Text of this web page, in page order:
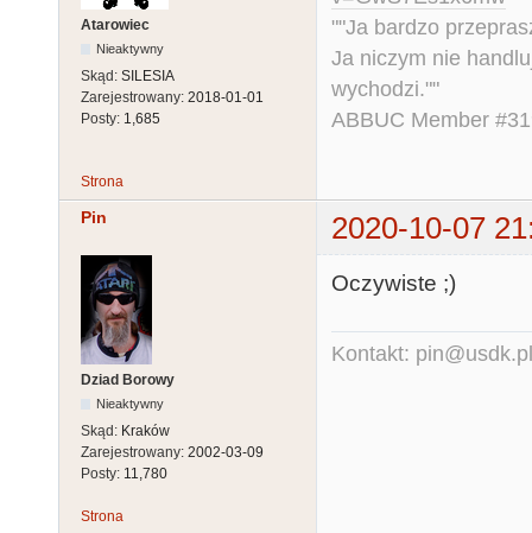
Atarowiec
Nieaktywny
Skąd: SILESIA
Zarejestrowany: 2018-01-01
Posty: 1,685
""Ja bardzo
Ja niczym nie
wychodzi.""
ABBUC Member
Strona
Pin 2020-10-07
Dziad Borowy
Nieaktywny
Skąd: Kraków
Zarejestrowany: 2002-03-09
Posty: 11,780
Oczywiste ;)
Kontakt: pin@usdk.pl
Strona